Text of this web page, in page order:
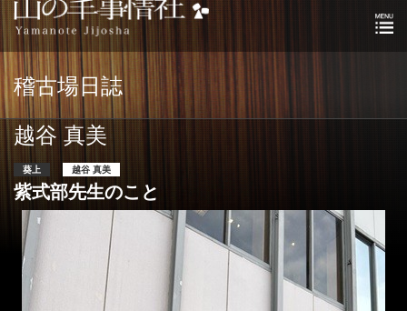
稽古場日誌
越谷 真美
葵上 越谷 真美
紫式部先生のこと